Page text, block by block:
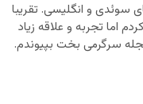
سوئدی و انگلیسی. تقریبا
اما تجربه و علاقه زیاد
سرگرمی بخت بپیوندم.